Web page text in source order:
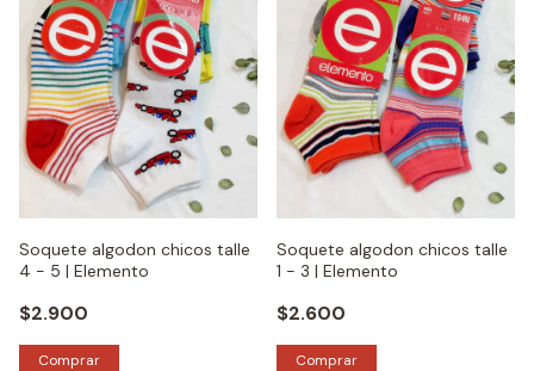
Soquete algodon chicos talle
4 - 5 | Elemento
$2.900
Comprar
Soquete algodon chicos talle
1 - 3 | Elemento
$2.600
Comprar